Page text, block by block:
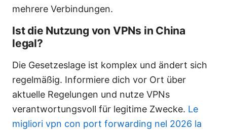
mehrere Verbindungen.
Ist die Nutzung von VPNs in China
legal?
Die Gesetzeslage ist komplex und ändert sich
regelmäßig. Informiere dich vor Ort über
aktuelle Regelungen und nutze VPNs
verantwortungsvoll für legitime Zwecke. Le
migliori vpn con port forwarding nel 2026 la